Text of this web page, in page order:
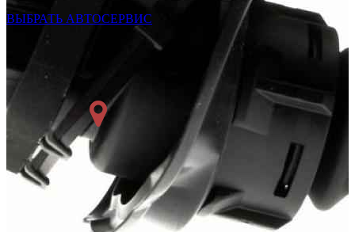
ВЫБРАТЬ АВТОСЕРВИС